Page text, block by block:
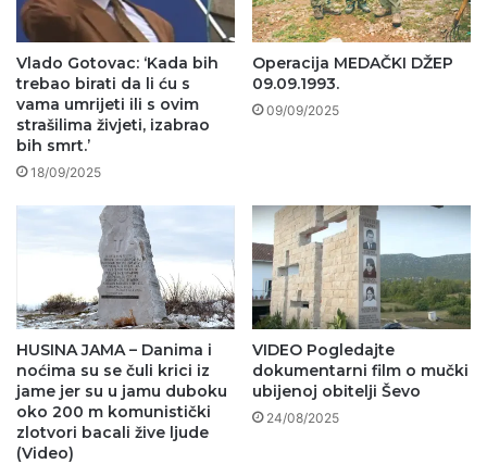
Vlado Gotovac: ‘Kada bih
trebao birati da li ću s
vama umrijeti ili s ovim
strašilima živjeti, izabrao
bih smrt.’
18/09/2025
Operacija MEDAČKI DŽEP
09.09.1993.
09/09/2025
HUSINA JAMA – Danima i
noćima su se čuli krici iz
jame jer su u jamu duboku
oko 200 m komunistički
zlotvori bacali žive ljude
(Video)
VIDEO Pogledajte
dokumentarni film o mučki
ubijenoj obitelji Ševo
24/08/2025